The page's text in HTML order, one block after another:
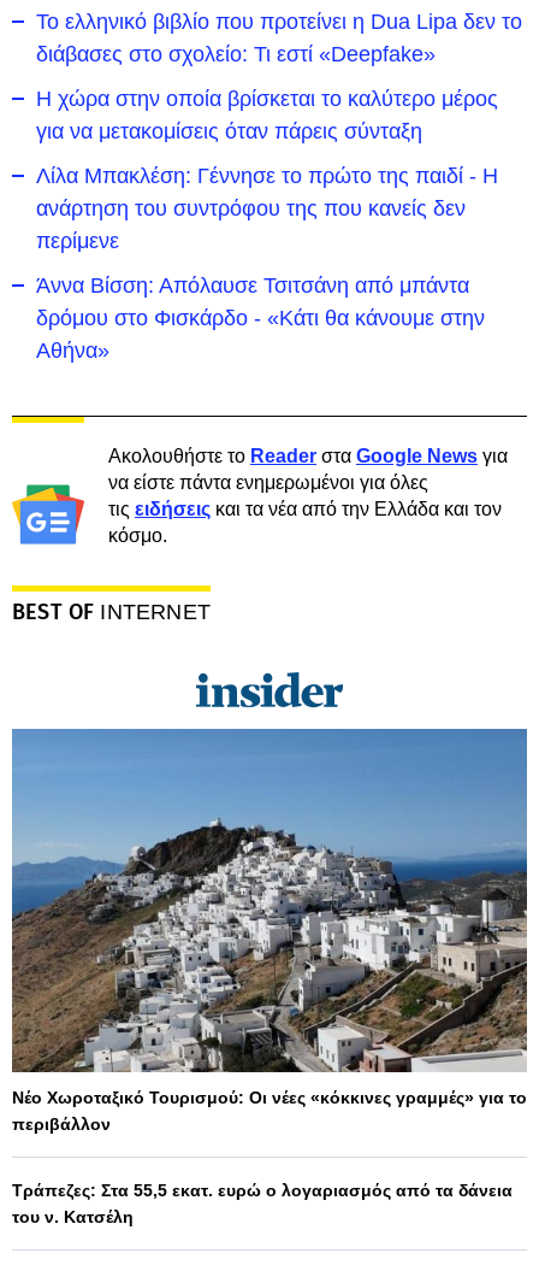
Το ελληνικό βιβλίο που προτείνει η Dua Lipa δεν το
διάβασες στο σχολείο: Τι εστί «Deepfake»
Η χώρα στην οποία βρίσκεται το καλύτερο μέρος
για να μετακομίσεις όταν πάρεις σύνταξη
Λίλα Μπακλέση: Γέννησε το πρώτο της παιδί - Η
ανάρτηση του συντρόφου της που κανείς δεν
περίμενε
Άννα Βίσση: Απόλαυσε Τσιτσάνη από μπάντα
δρόμου στο Φισκάρδο - «Κάτι θα κάνουμε στην
Αθήνα»
Ακολουθήστε το Reader στα Google News για
να είστε πάντα ενημερωμένοι για όλες
τις ειδήσεις και τα νέα από την Ελλάδα και τον
κόσμο.
BEST OF INTERNET
Νέο Χωροταξικό Τουρισμού: Οι νέες «κόκκινες γραμμές» για το
περιβάλλον
Τράπεζες: Στα 55,5 εκατ. ευρώ ο λογαριασμός από τα δάνεια
του ν. Κατσέλη